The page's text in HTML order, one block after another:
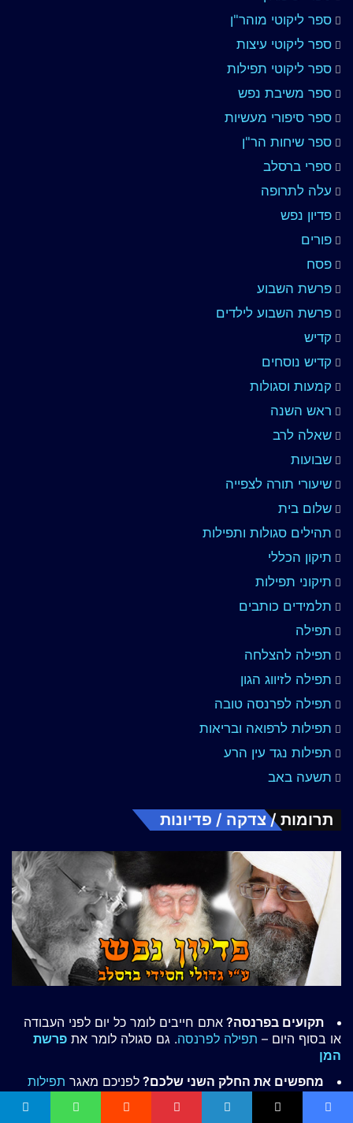
ספר ליקוטי מוהר"ן
ספר ליקוטי עיצות
ספר ליקוטי תפילות
ספר משיבת נפש
ספר סיפורי מעשיות
ספר שיחות הר"ן
ספרי ברסלב
עלה לתרופה
פדיון נפש
פורים
פסח
פרשת השבוע
פרשת השבוע לילדים
קדיש
קדיש נוסחים
קמעות וסגולות
ראש השנה
שאלה לרב
שבועות
שיעורי תורה לצפייה
שלום בית
תהילים סגולות ותפילות
תיקון הכללי
תיקוני תפילות
תלמידים כותבים
תפילה
תפילה להצלחה
תפילה לזיווג הגון
תפילה לפרנסה טובה
תפילות לרפואה ובריאות
תפילות נגד עין הרע
תשעה באב
תרומות / צדקה / פדיונות
תקועים בפרנסה? אתם חייבים לומר כל יום לפני העבודה
או בסוף היום – תפילה לפרנסה. גם סגולה לומר את פרשת
המן
מחפשים את החלק השני שלכם? לפניכם מאגר תפילות